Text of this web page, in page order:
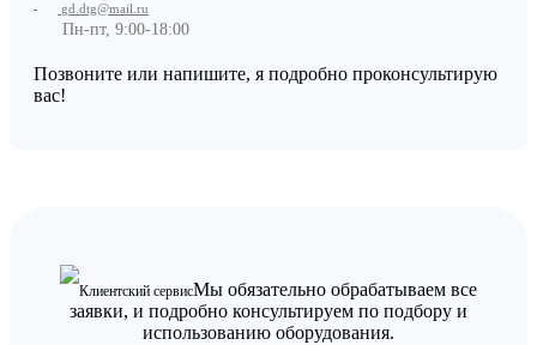
gd.dtg@mail.ru
Пн-пт, 9:00-18:00
Позвоните или напишите, я подробно проконсультирую
вас!
Клиентский сервисМы обязательно обрабатываем все
заявки, и подробно консультируем по подбору и
использованию оборудования.